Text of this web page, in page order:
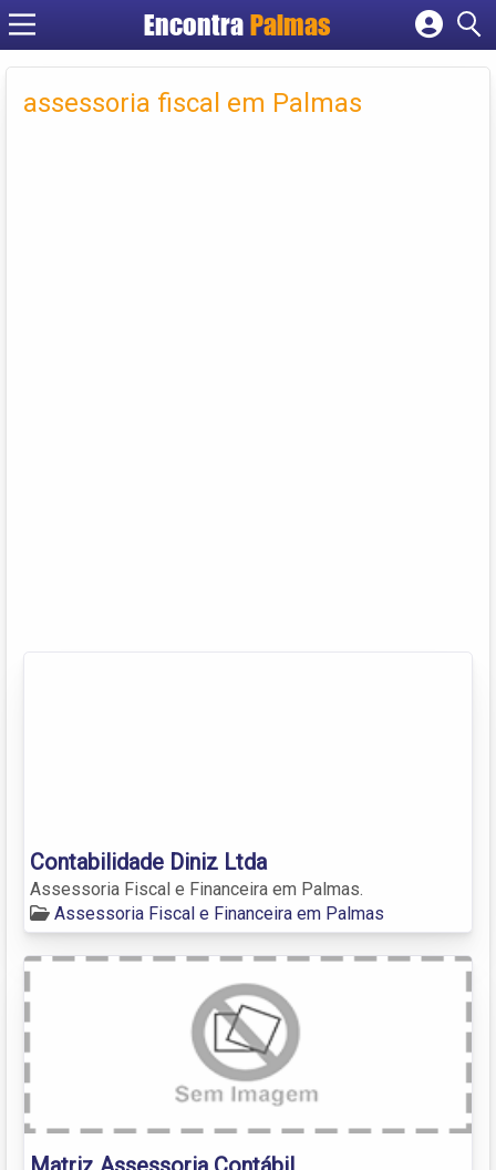
Encontra Palmas
Cadastrar empresa
Criar conta
assessoria fiscal em Palmas
Contabilidade Diniz Ltda
Assessoria Fiscal e Financeira em Palmas.
Assessoria Fiscal e Financeira em Palmas